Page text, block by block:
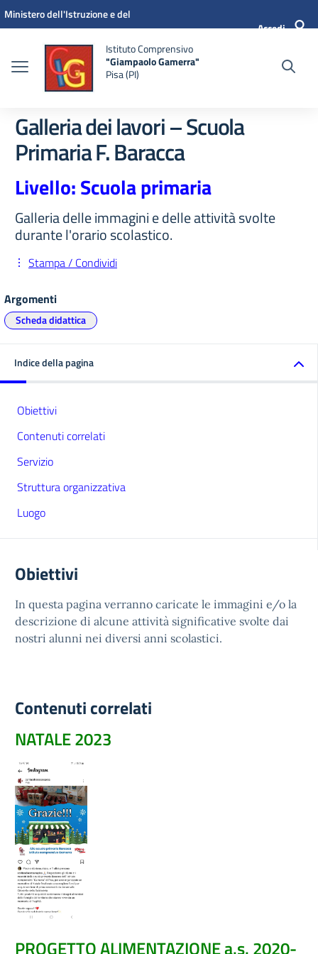
Vai ai contenuti
Vai al menu di navigazione
Vai al footer
Ministero dell'Istruzione e del
Accedi
Istituto Comprensivo
"Giampaolo Gamerra"
Pisa (PI)
Galleria dei lavori – Scuola
Primaria F. Baracca
Livello: Scuola primaria
Galleria delle immagini e delle attività svolte
durante l'orario scolastico.
Stampa / Condividi
Argomenti
Scheda didattica
Indice della pagina
Obiettivi
Contenuti correlati
Servizio
Struttura organizzativa
Luogo
Obiettivi
In questa pagina verranno caricate le immagini e/o la
descrizione di alcune attività significative svolte dai
nostri alunni nei diversi anni scolastici.
Contenuti correlati
NATALE 2023
PROGETTO ALIMENTAZIONE a.s. 2020-